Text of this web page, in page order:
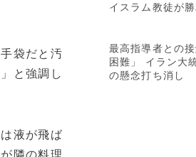
袋だと汚
と強調し
液が飛ば
隣の料理
イスラム教徒が勝
最高指導者との
困難」 イラン大
の懸念打ち消し